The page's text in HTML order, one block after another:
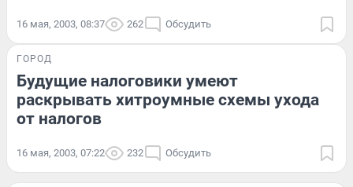
16 мая, 2003, 08:37 262 Обсудить
ГОРОД
Будущие налоговики умеют
раскрывать хитроумные схемы ухода
от налогов
16 мая, 2003, 07:22 232 Обсудить